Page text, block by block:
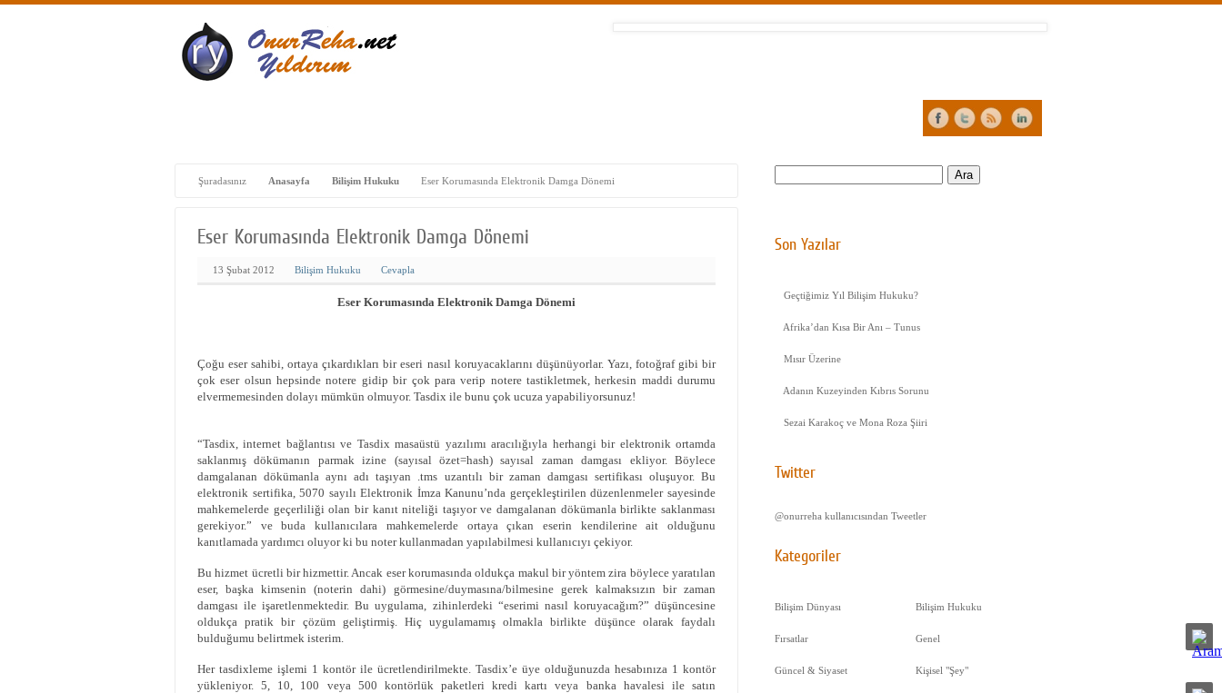
Şuradasınız Anasayfa Bilişim Hukuku Eser Korumasında Elektronik Damga Dönemi
Eser Korumasında Elektronik Damga Dönemi
13 Şubat 2012 Bilişim Hukuku Cevapla
Eser Korumasında Elektronik Damga Dönemi
Çoğu eser sahibi, ortaya çıkardıkları bir eseri nasıl koruyacaklarını düşünüyorlar. Yazı, fotoğraf gibi bir
çok eser olsun hepsinde notere gidip bir çok para verip notere tastikletmek, herkesin maddi durumu
elvermemesinden dolayı mümkün olmuyor. Tasdix ile bunu çok ucuza yapabiliyorsunuz!
“Tasdix, internet bağlantısı ve Tasdix masaüstü yazılımı aracılığıyla herhangi bir elektronik ortamda
saklanmış dökümanın parmak izine (sayısal özet=hash) sayısal zaman damgası ekliyor. Böylece
damgalanan dökümanla aynı adı taşıyan .tms uzantılı bir zaman damgası sertifikası oluşuyor. Bu
elektronik sertifika, 5070 sayılı Elektronik İmza Kanunu’nda gerçekleştirilen düzenlenmeler sayesinde
mahkemelerde geçerliliği olan bir kanıt niteliği taşıyor ve damgalanan dökümanla birlikte saklanması
gerekiyor.”
ve buda kullanıcılara mahkemelerde ortaya çıkan eserin kendilerine ait olduğunu
kanıtlamada yardımcı oluyor ki bu noter kullanmadan yapılabilmesi kullanıcıyı çekiyor.
Bu hizmet ücretli bir hizmettir. Ancak eser korumasında oldukça makul bir yöntem zira böylece yaratılan
eser, başka kimsenin (noterin dahi) görmesine/duymasına/bilmesine gerek kalmaksızın bir zaman
damgası ile işaretlenmektedir. Bu uygulama, zihinlerdeki “eserimi nasıl koruyacağım?” düşüncesine
oldukça pratik bir çözüm geliştirmiş. Hiç uygulamamış olmakla birlikte düşünce olarak faydalı
bulduğumu belirtmek isterim.
Her tasdixleme işlemi 1 kontör ile ücretlendirilmekte. Tasdix’e üye olduğunuzda hesabınıza 1 kontör
yükleniyor. 5, 10, 100 veya 500 kontörlük paketleri kredi kartı veya banka havalesi ile satın
Arama:
Son Yazılar
Geçtiğimiz Yıl Bilişim Hukuku?
Afrika’dan Kısa Bir Anı – Tunus
Mısır Üzerine
Adanın Kuzeyinden Kıbrıs Sorunu
Sezai Karakoç ve Mona Roza Şiiri
Twitter
@onurreha kullanıcısından Tweetler
Kategoriler
Bilişim Dünyası Bilişim Hukuku
Fırsatlar Genel
Güncel & Siyaset Kişisel "Şey"